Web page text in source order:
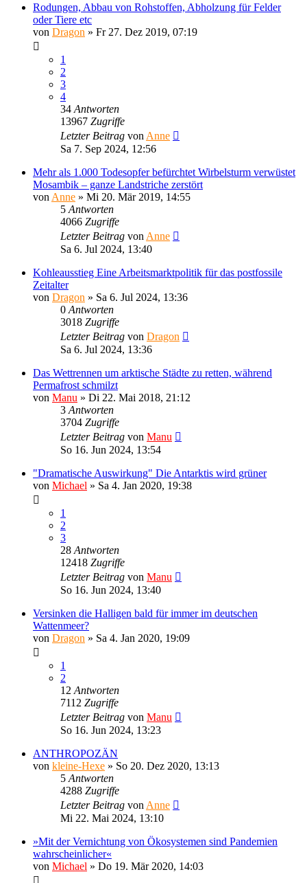
Rodungen, Abbau von Rohstoffen, Abholzung für Felder
oder Tiere etc
von Dragon » Fr 27. Dez 2019, 07:19
1
2
3
4
34 Antworten
13967 Zugriffe
Letzter Beitrag von Anne
Sa 7. Sep 2024, 12:56
Mehr als 1.000 Todesopfer befürchtet Wirbelsturm verwüstet
Mosambik – ganze Landstriche zerstört
von Anne » Mi 20. Mär 2019, 14:55
5 Antworten
4066 Zugriffe
Letzter Beitrag von Anne
Sa 6. Jul 2024, 13:40
Kohleausstieg Eine Arbeitsmarktpolitik für das postfossile
Zeitalter
von Dragon » Sa 6. Jul 2024, 13:36
0 Antworten
3018 Zugriffe
Letzter Beitrag von Dragon
Sa 6. Jul 2024, 13:36
Das Wettrennen um arktische Städte zu retten, während
Permafrost schmilzt
von Manu » Di 22. Mai 2018, 21:12
3 Antworten
3704 Zugriffe
Letzter Beitrag von Manu
So 16. Jun 2024, 13:54
"Dramatische Auswirkung" Die Antarktis wird grüner
von Michael » Sa 4. Jan 2020, 19:38
1
2
3
28 Antworten
12418 Zugriffe
Letzter Beitrag von Manu
So 16. Jun 2024, 13:40
Versinken die Halligen bald für immer im deutschen
Wattenmeer?
von Dragon » Sa 4. Jan 2020, 19:09
1
2
12 Antworten
7112 Zugriffe
Letzter Beitrag von Manu
So 16. Jun 2024, 13:23
ANTHROPOZÄN
von kleine-Hexe » So 20. Dez 2020, 13:13
5 Antworten
4288 Zugriffe
Letzter Beitrag von Anne
Mi 22. Mai 2024, 13:10
»Mit der Vernichtung von Ökosystemen sind Pandemien
wahrscheinlicher«
von Michael » Do 19. Mär 2020, 14:03